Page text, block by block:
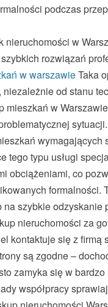
podczas
nieruchomości w
rozwiązań
w warszawieTaka
od stanu
mieszkań w
tego typu usługi
obciążeniami, co
szybkie odzyskanie
nieruchomości za
kontaktuje się z
są zgodne –
zamyka się w
współpracy